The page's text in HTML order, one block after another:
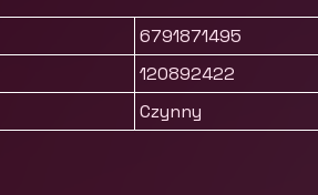
6791871495
120892422
Czynny